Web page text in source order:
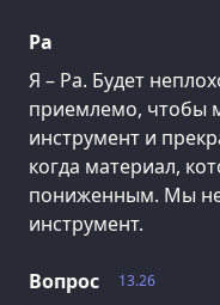
Ра
Я – Ра. Будет
приемлемо, чтобы
инструмент и
когда материал,
пониженным. Мы
инструмент.
13.26
Вопрос